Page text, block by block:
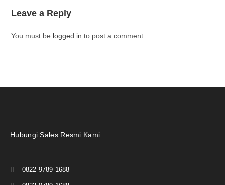
Leave a Reply
You must be logged in to post a comment.
Hubungi Sales Resmi Kami
0822 9789 1688